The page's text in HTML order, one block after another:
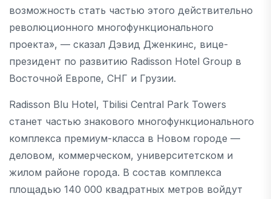
возможность стать частью этого действительно
революционного многофункционального
проекта», — сказал Дэвид Дженкинс, вице-
президент по развитию Radisson Hotel Group в
Восточной Европе, СНГ и Грузии.
Radisson Blu Hotel, Tbilisi Central Park Towers
станет частью знакового многофункционального
комплекса премиум-класса в Новом городе —
деловом, коммерческом, университетском и
жилом районе города. В состав комплекса
площадью 140 000 квадратных метров войдут